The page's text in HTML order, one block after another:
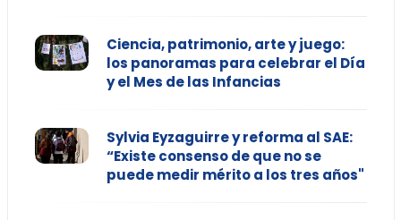
Ciencia, patrimonio, arte y juego:
los panoramas para celebrar el Día
y el Mes de las Infancias
Sylvia Eyzaguirre y reforma al SAE:
“Existe consenso de que no se
puede medir mérito a los tres años"